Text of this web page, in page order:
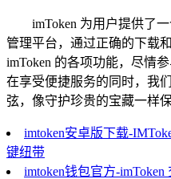
imToken 为用户提供了
管理平台，通过正确的下载
imToken 的各项功能，尽情
在享受便捷服务的同时，我
弦，像守护珍贵的宝藏一样
imtoken安卓版下载-
键纽带
imtoken钱包官方-